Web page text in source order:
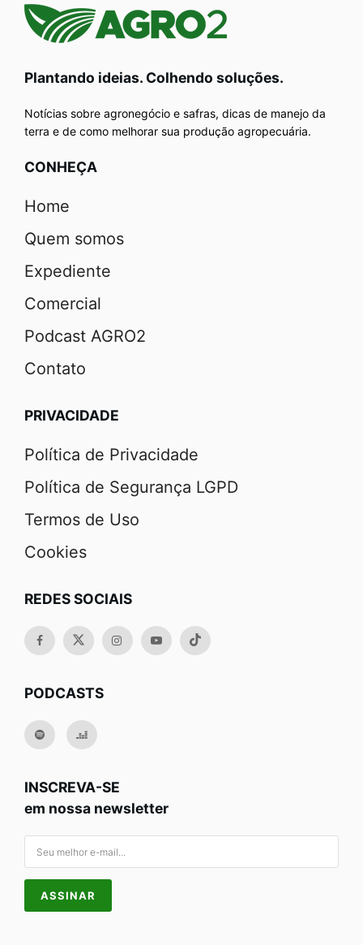
Plantando ideias. Colhendo soluções.
Notícias sobre agronegócio e safras, dicas de manejo da
terra e de como melhorar sua produção agropecuária.
CONHEÇA
Home
Quem somos
Expediente
Comercial
Podcast AGRO2
Contato
PRIVACIDADE
Política de Privacidade
Política de Segurança LGPD
Termos de Uso
Cookies
REDES SOCIAIS
PODCASTS
INSCREVA-SE
em nossa newsletter